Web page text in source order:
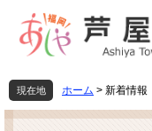
先
頭
を
飛
現在地 ホーム > 新着情報
本